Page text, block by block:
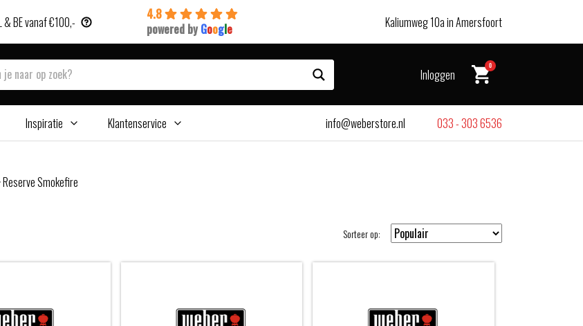
& BE vanaf €100,-
4.8
powered by Google Kaliumweg 10a in Amersfoort
Inloggen
0
Inspiratie Klantenservice info@weberstore.nl 033 - 303 6536
Reserve Smokefire
Sorteer op: